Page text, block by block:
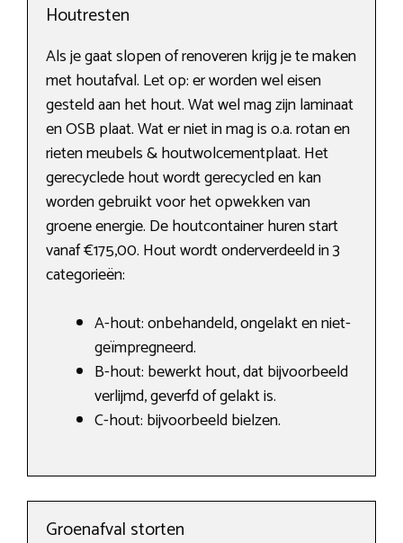
Houtresten
Als je gaat slopen of renoveren krijg je te maken
met houtafval. Let op: er worden wel eisen
gesteld aan het hout. Wat wel mag zijn laminaat
en OSB plaat. Wat er niet in mag is o.a. rotan en
rieten meubels & houtwolcementplaat. Het
gerecyclede hout wordt gerecycled en kan
worden gebruikt voor het opwekken van
groene energie. De houtcontainer huren start
vanaf €175,00. Hout wordt onderverdeeld in 3
categorieën:
A-hout: onbehandeld, ongelakt en niet-
geïmpregneerd.
B-hout: bewerkt hout, dat bijvoorbeeld
verlijmd, geverfd of gelakt is.
C-hout: bijvoorbeeld bielzen.
Groenafval storten